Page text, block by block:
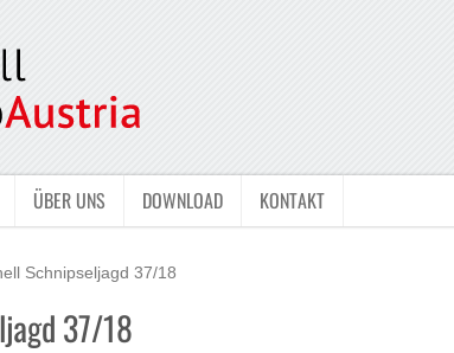
ÜBER UNS DOWNLOAD KONTAKT
Schnipseljagd 37/18
37/18